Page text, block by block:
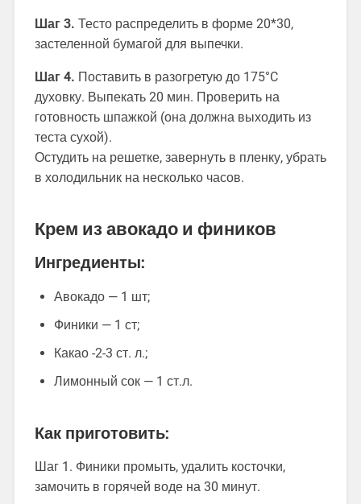
Шаг 3. Тесто распределить в форме 20*30,
застеленной бумагой для выпечки.
Шаг 4. Поставить в разогретую до 175°C
духовку. Выпекать 20 мин. Проверить на
готовность шпажкой (она должна выходить из
теста сухой).
Остудить на решетке, завернуть в пленку, убрать
в холодильник на несколько часов.
Крем из авокадо и фиников
Ингредиенты:
Авокадо — 1 шт;
Финики — 1 ст;
Какао -2-3 ст. л.;
Лимонный сок — 1 ст.л.
Как приготовить:
Шаг 1. Финики промыть, удалить косточки,
замочить в горячей воде на 30 минут.